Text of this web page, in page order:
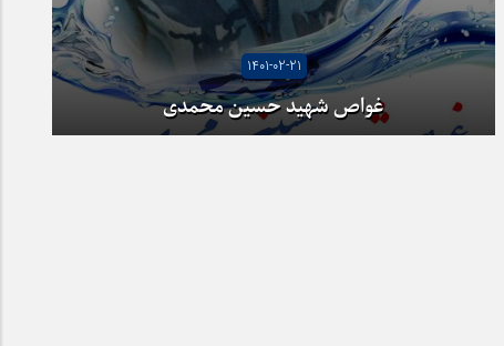
1401-02-21
غواص شهید حسین محمدی